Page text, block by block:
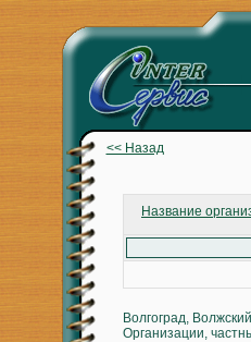
<< Назад
Название
Волгоград,
Организации,